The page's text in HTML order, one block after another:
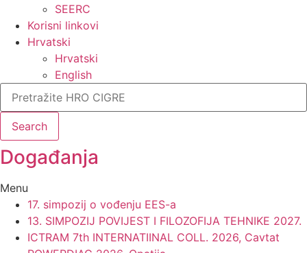
SEERC
Korisni linkovi
Hrvatski
Hrvatski
English
Search
Događanja​
Menu
17. simpozij o vođenju EES-a
13. SIMPOZIJ POVIJEST I FILOZOFIJA TEHNIKE 2027.
ICTRAM 7th INTERNATIINAL COLL. 2026, Cavtat